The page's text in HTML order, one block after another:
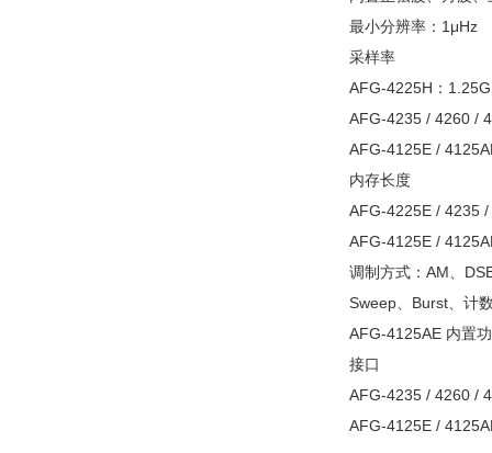
最小分辨率：1μHz
采样率
AFG-4225H：
AFG-4235 / 4260 /
AFG-4125E /
内存长度
AFG-4225E / 4235
AFG-4125E /
调制方式：AM、
Sweep、Burst、计
AFG-4125AE 内置
接口
AFG-4235 / 4260 /
AFG-4125E /